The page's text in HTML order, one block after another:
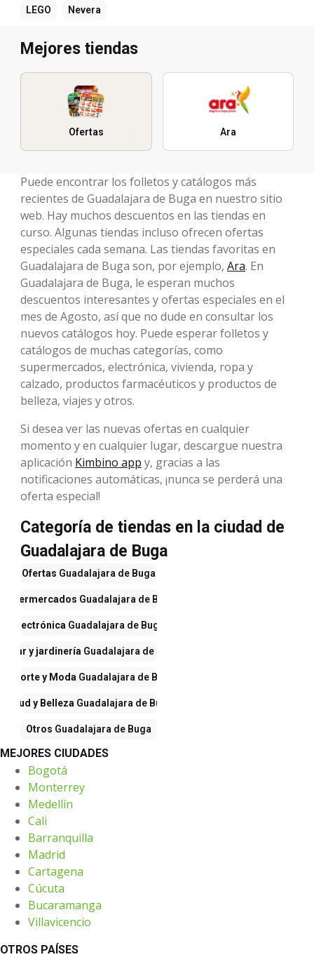
LEGO Nevera
Mejores tiendas
Ofertas Ara
Puede encontrar los folletos y catálogos más
recientes de Guadalajara de Buga en nuestro sitio
web. Hay muchos descuentos en las tiendas en
curso. Algunas tiendas incluso ofrecen ofertas
especiales cada semana. Las tiendas favoritas en
Guadalajara de Buga son, por ejemplo, Ara. En
Guadalajara de Buga, le esperan muchos
descuentos interesantes y ofertas especiales en el
mes de Agosto, así que no dude en consultar los
nuevos catálogos hoy. Puede esperar folletos y
catálogos de muchas categorías, como
supermercados, electrónica, vivienda, ropa y
calzado, productos farmacéuticos y productos de
belleza, viajes y otros.
Si desea ver las nuevas ofertas en cualquier
momento y en cualquier lugar, descargue nuestra
aplicación Kimbino app y, gracias a las
notificaciones automáticas, ¡nunca se perderá una
oferta especial!
Categoría de tiendas en la ciudad de
Guadalajara de Buga
Ofertas Guadalajara de Buga
Supermercados Guadalajara de Buga
Electrónica Guadalajara de Buga
y jardinería Guadalajara de Buga
Deporte y Moda Guadalajara de Buga
Salud y Belleza Guadalajara de Buga
Otros Guadalajara de Buga
MEJORES CIUDADES
Bogotá
Monterrey
Medellín
Cali
Barranquilla
Madrid
Cartagena
Cúcuta
Bucaramanga
Villavicencio
OTROS PAÍSES